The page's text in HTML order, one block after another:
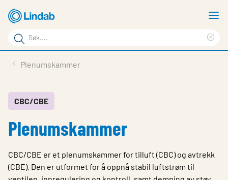
hovedinnhold
Søkeord
Søk
på
Last ned
Om Lindab
Kontakt oss
Plenumskammer
CBC/CBE
Plenumskammer
CBC/CBE er et plenumskammer for tilluft (CBC) og avtrekk
(CBE). Den er utformet for å oppnå stabil luftstrøm til